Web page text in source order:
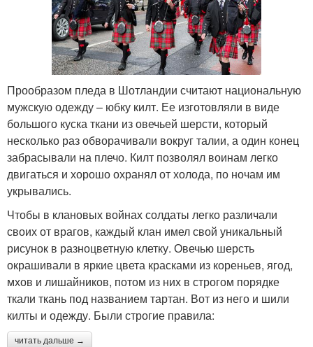
Прообразом пледа в Шотландии считают национальную
мужскую одежду – юбку килт. Ее изготовляли в виде
большого куска ткани из овечьей шерсти, который
несколько раз обворачивали вокруг талии, а один конец
забрасывали на плечо. Килт позволял воинам легко
двигаться и хорошо охранял от холода, по ночам им
укрывались.
Чтобы в клановых войнах солдаты легко различали
своих от врагов, каждый клан имел свой уникальный
рисунок в разноцветную клетку. Овечью шерсть
окрашивали в яркие цвета красками из кореньев, ягод,
мхов и лишайников, потом из них в строгом порядке
ткали ткань под названием тартан. Вот из него и шили
килты и одежду. Были строгие правила:
читать дальше →